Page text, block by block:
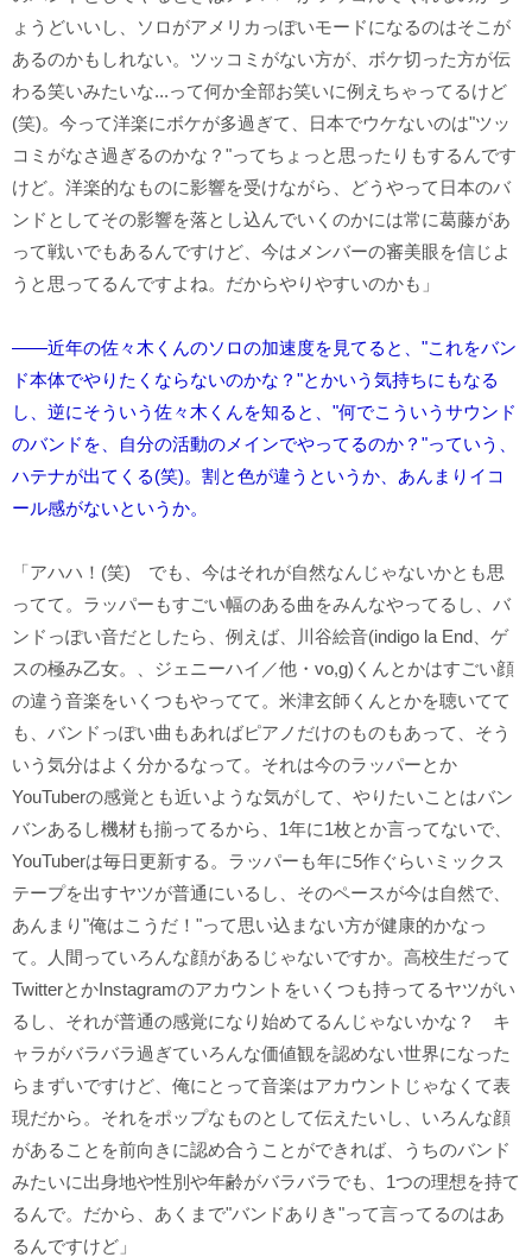
ょうどいいし、ソロがアメリカっぽいモードになるのはそこが
あるのかもしれない。ツッコミがない方が、ボケ切った方が伝
わる笑いみたいな...って何か全部お笑いに例えちゃってるけど
(笑)。今って洋楽にボケが多過ぎて、日本でウケないのは"ツッ
コミがなさ過ぎるのかな？"ってちょっと思ったりもするんです
けど。洋楽的なものに影響を受けながら、どうやって日本のバ
ンドとしてその影響を落とし込んでいくのかには常に葛藤があ
って戦いでもあるんですけど、今はメンバーの審美眼を信じよ
うと思ってるんですよね。だからやりやすいのかも」
――近年の佐々木くんのソロの加速度を見てると、"これをバン
ド本体でやりたくならないのかな？"とかいう気持ちにもなる
し、逆にそういう佐々木くんを知ると、"何でこういうサウンド
のバンドを、自分の活動のメインでやってるのか？"っていう、
ハテナが出てくる(笑)。割と色が違うというか、あんまりイコ
ール感がないというか。
「アハハ！(笑) でも、今はそれが自然なんじゃないかとも思
ってて。ラッパーもすごい幅のある曲をみんなやってるし、バ
ンドっぽい音だとしたら、例えば、川谷絵音(indigo la End、ゲ
スの極み乙女。、ジェニーハイ／他・vo,g)くんとかはすごい顔
の違う音楽をいくつもやってて。米津玄師くんとかを聴いてて
も、バンドっぽい曲もあればピアノだけのものもあって、そう
いう気分はよく分かるなって。それは今のラッパーとか
YouTuberの感覚とも近いような気がして、やりたいことはバン
バンあるし機材も揃ってるから、1年に1枚とか言ってないで、
YouTuberは毎日更新する。ラッパーも年に5作ぐらいミックス
テープを出すヤツが普通にいるし、そのペースが今は自然で、
あんまり"俺はこうだ！"って思い込まない方が健康的かなっ
て。人間っていろんな顔があるじゃないですか。高校生だって
TwitterとかInstagramのアカウントをいくつも持ってるヤツがい
るし、それが普通の感覚になり始めてるんじゃないかな？ キ
ャラがバラバラ過ぎていろんな価値観を認めない世界になった
らまずいですけど、俺にとって音楽はアカウントじゃなくて表
現だから。それをポップなものとして伝えたいし、いろんな顔
があることを前向きに認め合うことができれば、うちのバンド
みたいに出身地や性別や年齢がバラバラでも、1つの理想を持て
るんで。だから、あくまで"バンドありき"って言ってるのはあ
るんですけど」